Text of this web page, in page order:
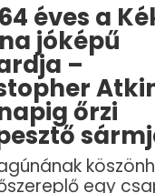
éves a
jóképű
–
őrzi
egy